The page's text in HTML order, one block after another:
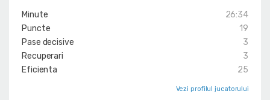
Minute
26:34
Puncte
19
Pase decisive
3
Recuperari
3
Eficienta
25
Vezi profilul jucatorului